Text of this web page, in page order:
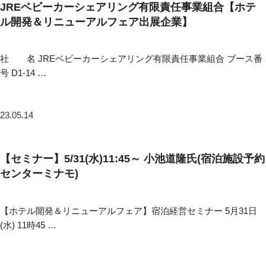
JREベビーカーシェアリング有限責任事業組合【ホテ
ル開発＆リニューアルフェア出展企業】
社 名 JREベビーカーシェアリング有限責任事業組合 ブース番
号 D1-14 …
23.05.14
【セミナー】5/31(水)11:45～ 小池道隆氏(宿泊施設予約
センターミナモ)
【ホテル開発＆リニューアルフェア】宿泊経営セミナー 5月31日
(水) 11時45 …